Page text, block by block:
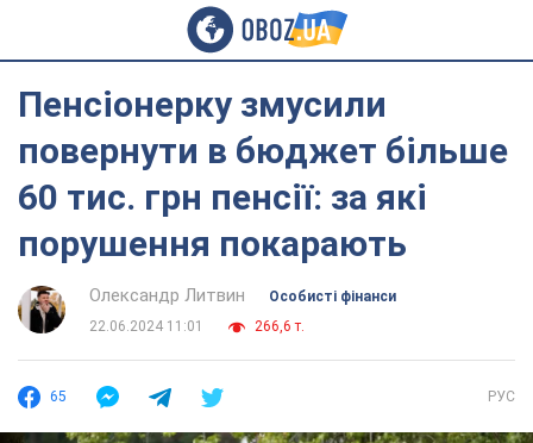
Пенсіонерку змусили
повернути в бюджет більше
60 тис. грн пенсії: за які
порушення покарають
Олександр Литвин
Особисті фінанси
22.06.2024 11:01
266,6 т.
65 РУС